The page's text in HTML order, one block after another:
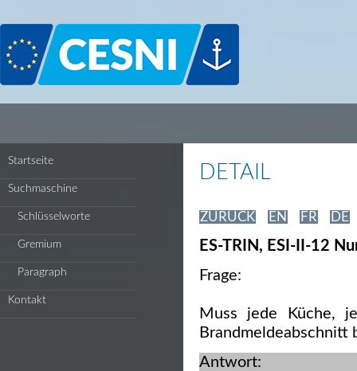
Startseite
Suchmaschine
Schlüsselworte
Gremium
Paragraph
Kontakt
DETAIL
ZURÜCK EN FR DE
ES-TRIN, ESI-II-12
Frage:
Muss jede Küche,
Brandmeldeabschnitt
Antwort: